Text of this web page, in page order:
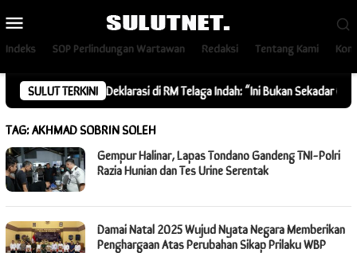
ke
kontenMobile
Indeks SOP Perlindungan Wartawan Redaksi Tentang Kami
SULUT TERKINI
Community Deklarasi di RM Telaga Indah: “Ini Bukan Sekadar Gaya, Tapi
TAG:AKHMAD SOBRIN SOLEH
Gempur Halinar, Lapas Tondano Gandeng TNI-Polri
Razia Hunian dan Tes Urine Serentak
Damai Natal 2025 Wujud Nyata Negara Memberikan
Penghargaan Atas Perubahan Sikap Prilaku WBP